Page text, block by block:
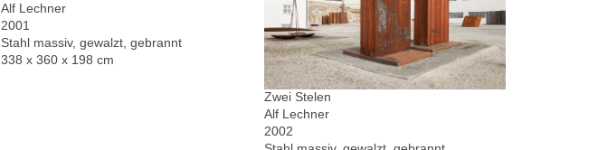
Alf Lechner
2001
Stahl massiv, gewalzt, gebrannt
338 x 360 x 198 cm
Zwei Stelen
Alf Lechner
2002